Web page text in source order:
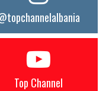
Top Channel